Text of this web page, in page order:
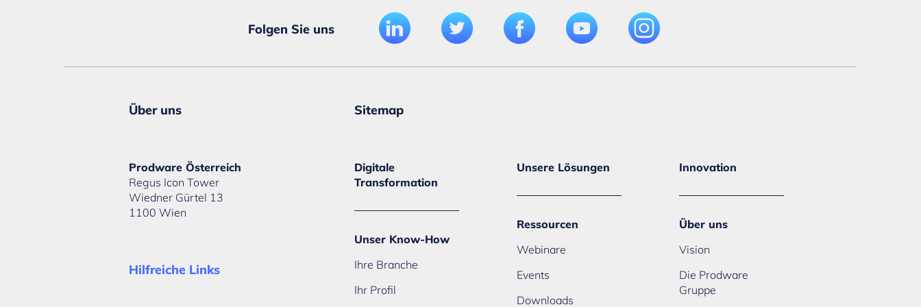
Folgen Sie uns
Über uns
Prodware Österreich
Regus Icon Tower
Wiedner Gürtel 13
1100 Wien
Hilfreiche Links
Sitemap
Digitale
Transformation
Unser Know-How
Ihre Branche
Ihr Profil
Unsere Lösungen
Ressourcen
Webinare
Events
Downloads
Innovation
Über uns
Vision
Die Prodware
Gruppe